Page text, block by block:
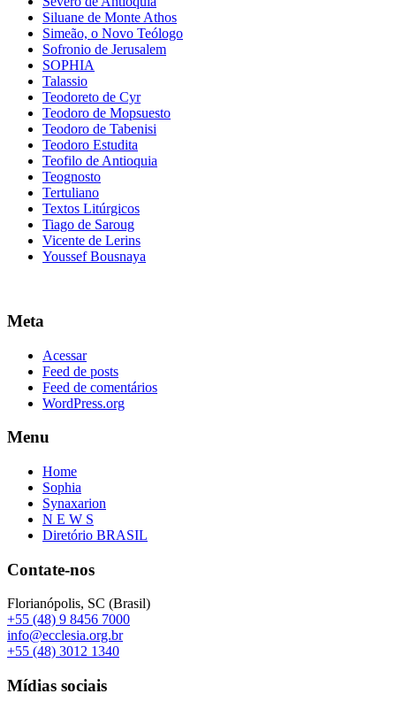
Siluane de Monte Athos
Simeão, o Novo Teólogo
Sofronio de Jerusalem
SOPHIA
Talassio
Teodoreto de Cyr
Teodoro de Mopsuesto
Teodoro de Tabenisi
Teodoro Estudita
Teofilo de Antioquia
Teognosto
Tertuliano
Textos Litúrgicos
Tiago de Saroug
Vicente de Lerins
Youssef Bousnaya
Meta
Acessar
Feed de posts
Feed de comentários
WordPress.org
Menu
Home
Sophia
Synaxarion
N E W S
Diretório BRASIL
Contate-nos
Florianópolis, SC (Brasil)
+55 (48) 9 8456 7000
info@ecclesia.org.br
+55 (48) 3012 1340
Mídias sociais